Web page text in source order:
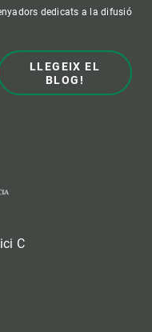
dedicats a la difusió
LLEGEIX EL
BLOG!
C